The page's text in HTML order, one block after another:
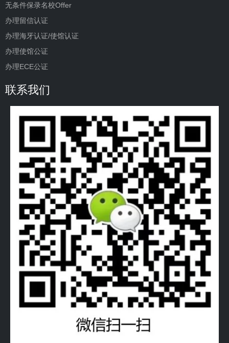
无条件保录名校Offer
办理留信认证
办理海牙认证/使馆认证
办理使馆公证
办理ECE公证
联系我们